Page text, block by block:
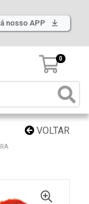
nosso APP
0
VOLTAR